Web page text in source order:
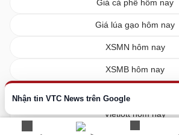
Nhận tin VTC News trên Google
Giá cà phê hôm nay
Giá lúa gạo hôm nay
XSMN hôm nay
XSMB hôm nay
Vietlott hôm nay